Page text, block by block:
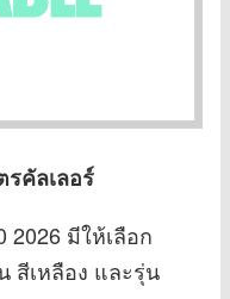
คัลเลอร์
2026 มีให้เลือก
สีเหลือง และรุ่น